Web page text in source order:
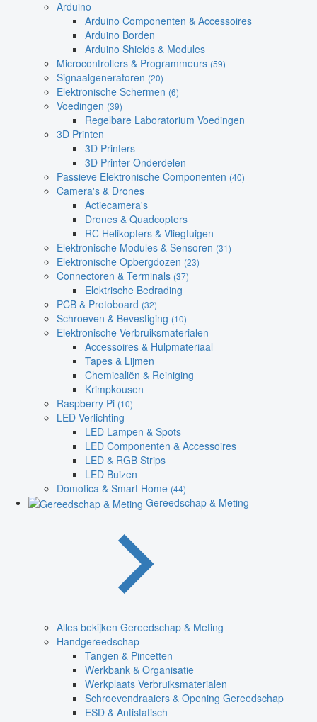
Arduino
Arduino Componenten & Accessoires
Arduino Borden
Arduino Shields & Modules
Microcontrollers & Programmeurs (59)
Signaalgeneratoren (20)
Elektronische Schermen (6)
Voedingen (39)
Regelbare Laboratorium Voedingen
3D Printen
3D Printers
3D Printer Onderdelen
Passieve Elektronische Componenten (40)
Camera's & Drones
Actiecamera's
Drones & Quadcopters
RC Helikopters & Vliegtuigen
Elektronische Modules & Sensoren (31)
Elektronische Opbergdozen (23)
Connectoren & Terminals (37)
Elektrische Bedrading
PCB & Protoboard (32)
Schroeven & Bevestiging (10)
Elektronische Verbruiksmaterialen
Accessoires & Hulpmateriaal
Tapes & Lijmen
Chemicaliën & Reiniging
Krimpkousen
Raspberry Pi (10)
LED Verlichting
LED Lampen & Spots
LED Componenten & Accessoires
LED & RGB Strips
LED Buizen
Domotica & Smart Home (44)
Gereedschap & Meting
Alles bekijken Gereedschap & Meting
Handgereedschap
Tangen & Pincetten
Werkbank & Organisatie
Werkplaats Verbruiksmaterialen
Schroevendraaiers & Opening Gereedschap
ESD & Antistatisch